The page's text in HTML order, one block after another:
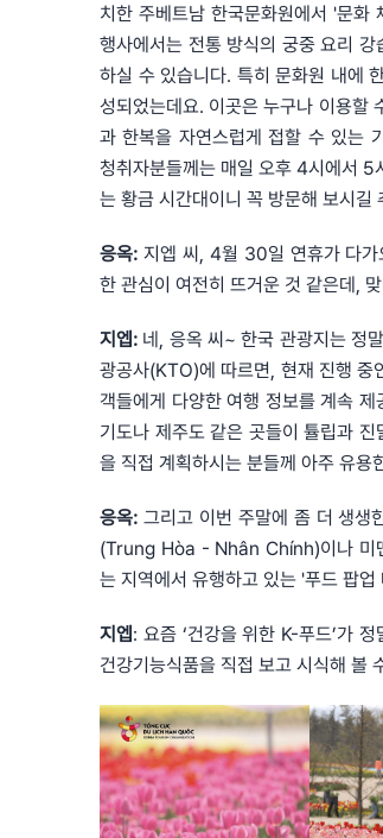
치한 주베트남 한국문화원에서 '문화
행사에서는 전통 방식의 궁중 요리
하실 수 있습니다. 특히 문화원 내에
성되었는데요. 이곳은 누구나 이용할
과 한복을 자연스럽게 접할 수 있는
청취자분들께는 매일 오후 4시에서 5
는 황금 시간대이니 꼭 방문해 보시길
응옥: 지엡 씨, 4월 30일 연휴가 다가
한 관심이 여전히 뜨거운 것 같은데,
지엡: 네, 응옥 씨~ 한국 관광지는 정
광공사(KTO)에 따르면, 현재 진행
객들에게 다양한 여행 정보를 계속
기도나 제주도 같은 곳들이 튤립과
을 직접 계획하시는 분들께 아주 유용
응옥: 그리고 이번 주말에 좀 더 생생
(Trung Hòa - Nhân Chính)이나 미
는 지역에서 유행하고 있는 '푸드 팝
지엡: 요즘 ‘건강을 위한 K-푸드’가
건강기능식품을 직접 보고 시식해 볼